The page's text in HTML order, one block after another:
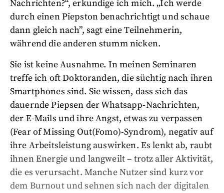
Nachrichten?“, erkundige ich mich. „Ich werde
durch einen Piepston benachrichtigt und schaue
dann gleich nach”, sagt eine Teilnehmerin,
während die anderen stumm nicken.
Sie ist keine Ausnahme. In meinen Seminaren
treffe ich oft Doktoranden, die süchtig nach ihren
Smartphones sind. Sie wissen, dass sich das
dauernde Piepsen der Whatsapp-Nachrichten,
der E-Mails und ihre Angst, etwas zu verpassen
(Fear of Missing Out(Fomo)-Syndrom), negativ auf
ihre Arbeitsleistung auswirken. Es lenkt ab, raubt
ihnen Energie und langweilt – trotz aller Aktivität,
die es verursacht. Manche Nutzer sind kurz vor
dem Burnout und sehnen sich nach der digitalen